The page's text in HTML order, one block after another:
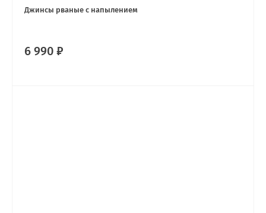
Джинсы рваные с напылением
6 990 ₽